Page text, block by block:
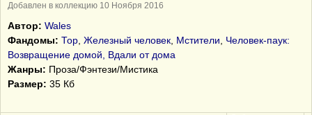
Добавлен в коллекцию 10 Ноября 2016
Автор: Wales
Фандомы: Тор Железный человек Мстители
Человек-паук:
Возвращение домой, Вдали от дома
Жанры: Проза/Фэнтези/Мистика
Размер: 35 Кб